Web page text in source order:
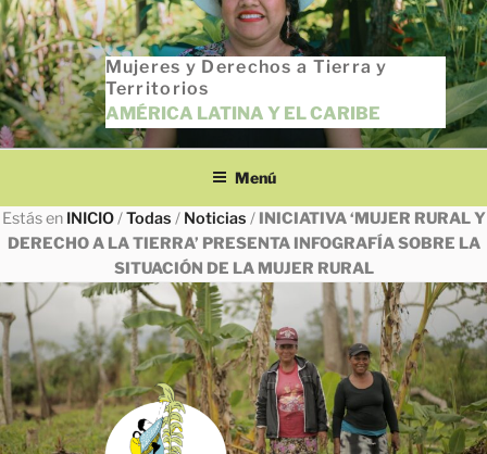
Saltar
al
contenido
Mujeres y Derechos a Tierra y
Territorios
AMÉRICA LATINA Y EL CARIBE
Menú
Estás en INICIO/Todas / Noticias / INICIATIVA ‘MUJER RURAL Y
DERECHO A LA TIERRA’ PRESENTA INFOGRAFÍA SOBRE LA
SITUACIÓN DE LA MUJER RURAL